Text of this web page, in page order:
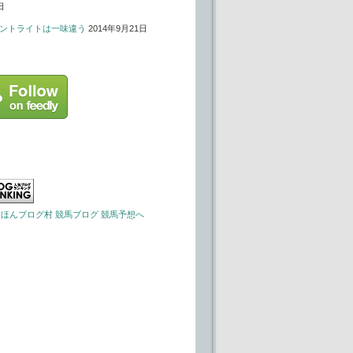
トライトは一味違う 2014年9月21日